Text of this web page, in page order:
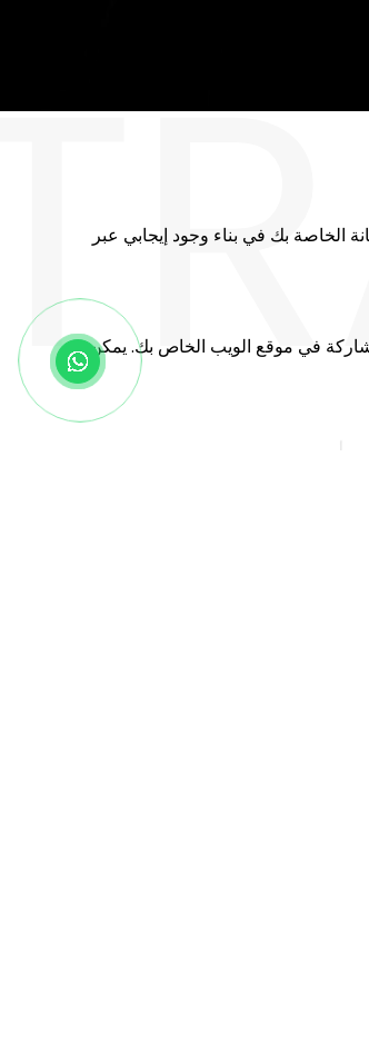
الخاصة بك في بناء وجود إيجابي عبر
في موقع الويب الخاص بك. يمكن